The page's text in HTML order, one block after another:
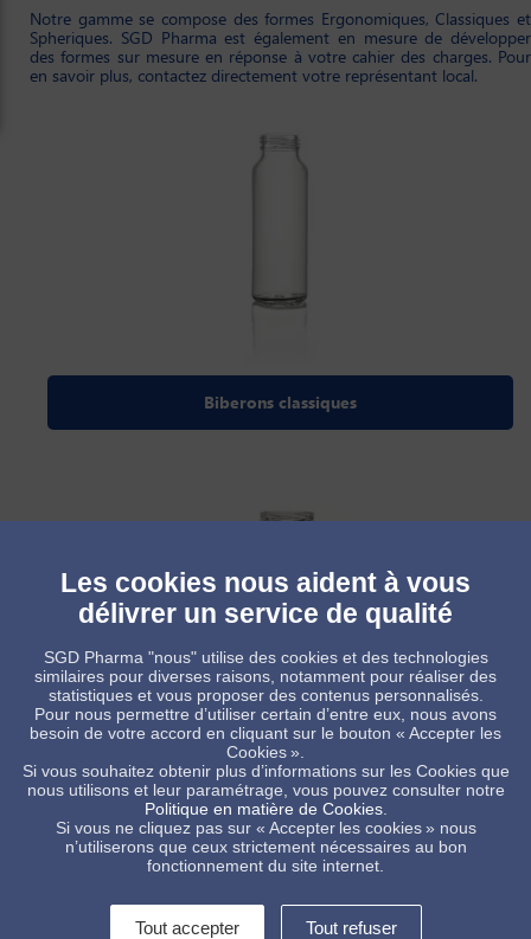
Notre gamme se compose des formes Ergonomiques, Classiques et
Spheriques. SGD Pharma est également en mesure de développer
des formes sur mesure en réponse à votre cahier des charges. Pour
en savoir plus, contactez directement votre représentant local.
Biberons classiques
Biberons ergonomiques
Les cookies nous aident à vous
délivrer un service de qualité
SGD Pharma "nous" utilise des cookies et des technologies
similaires pour diverses raisons, notamment pour réaliser des
statistiques et vous proposer des contenus personnalisés.
Pour nous permettre d’utiliser certain d’entre eux, nous avons
besoin de votre accord en cliquant sur le bouton « Accepter les
Cookies ».
Si vous souhaitez obtenir plus d’informations sur les Cookies que
nous utilisons et leur paramétrage, vous pouvez consulter notre
Politique en matière de Cookies.
Si vous ne cliquez pas sur « Accepter les cookies » nous
n’utiliserons que ceux strictement nécessaires au bon
fonctionnement du site internet.
Tout accepter Tout refuser